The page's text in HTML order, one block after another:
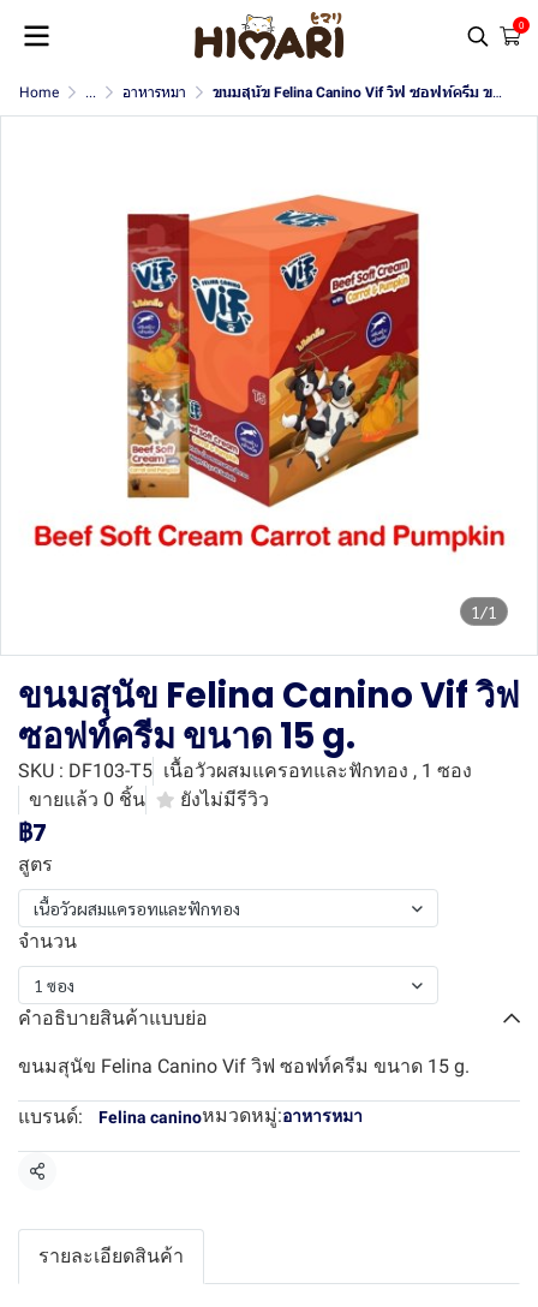
0
Home ... อาหารหมา ขนมสุนัข Felina Canino Vif วิฟ ซอฟท์ครีม ขนาด 15 g.
1/1
ขนมสุนัข Felina Canino Vif วิฟ
ซอฟท์ครีม ขนาด 15 g.
SKU : DF103-T5 เนื้อวัวผสมแครอทและฟักทอง , 1 ซอง
ขายแล้ว 0 ชิ้น
ยังไม่มีรีวิว
฿7
สูตร
เนื้อวัวผสมแครอทและฟักทอง
จำนวน
1 ซอง
คำอธิบายสินค้าแบบย่อ
ขนมสุนัข Felina Canino Vif วิฟ ซอฟท์ครีม ขนาด 15 g.
แบรนด์: Felina caninoหมวดหมู่:อาหารหมา
แชร์
รายละเอียดสินค้า